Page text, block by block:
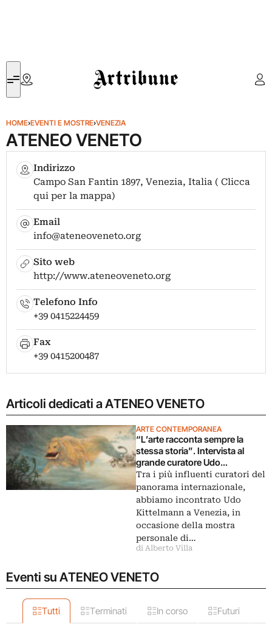
Artribune
HOME›EVENTI E MOSTRE›VENEZIA
ATENEO VENETO
Indirizzo
Campo San Fantin 1897, Venezia, Italia ( Clicca
qui per la mappa)
Email
info@ateneoveneto.org
Sito web
http://www.ateneoveneto.org
Telefono Info
+39 0415224459
Fax
+39 0415200487
Articoli dedicati a ATENEO VENETO
ARTE CONTEMPORANEA
“L’arte racconta sempre la
stessa storia”. Intervista al
grande curatore Udo
Kittelmann
Tra i più influenti curatori del
panorama internazionale,
abbiamo incontrato Udo
Kittelmann a Venezia, in
occasione della mostra
personale di…
di Alberto Villa
Eventi su ATENEO VENETO
Tutti Terminati In corso Futuri